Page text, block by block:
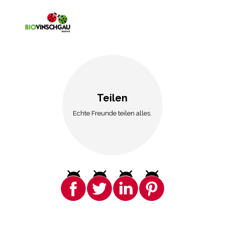
Teilen
Echte Freunde teilen alles.